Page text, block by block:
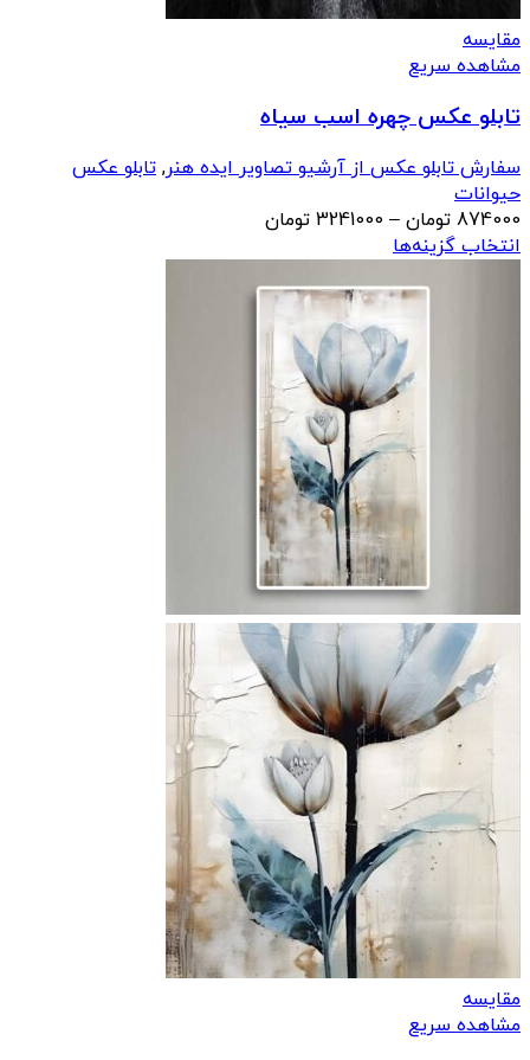
مقایسه
مشاهده سریع
تابلو عکس چهره اسب سیاه
سفارش تابلو عکس از آرشیو تصاویر ایده هنر, تابلو عکس
حیوانات
874000 تومان –
3241000 تومانمحدوده
تا
انتخاب گزینه‌ها
مقایسه
مشاهده سریع